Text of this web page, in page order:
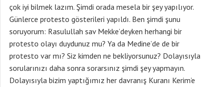
çok iyi bilmek lazım. Şimdi orada mesela bir şey yapılıyor.
Günlerce protesto gösterileri yapıldı. Ben şimdi şunu
soruyorum: Rasulullah sav Mekke’deyken herhangi bir
protesto olayı duydunuz mu? Ya da Medine’de de bir
protesto var mı? Siz kimden ne bekliyorsunuz? Dolayısıyla
sorularınızı daha sonra sorarsınız şimdi şey yapmayın.
Dolayısıyla bizim yaptığımız her davranış Kuranı Kerim’e